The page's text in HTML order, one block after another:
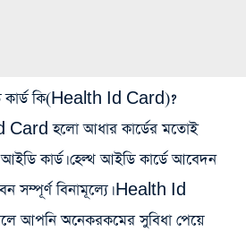
কার্ড কি(Health Id Card)?
হলো আধার কার্ডের মতোই
কার্ড। হেল্থ আইডি কার্ডে আবেদন
সম্পূর্ণ বিনামূল্যে। Health Id
আপনি অনেকরকমের সুবিধা পেয়ে